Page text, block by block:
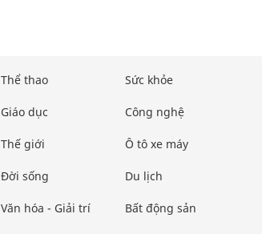
Thể thao
Giáo dục
Thế giới
Đời sống
Văn hóa - Giải trí
Sức khỏe
Công nghệ
Ô tô xe máy
Du lịch
Bất động sản